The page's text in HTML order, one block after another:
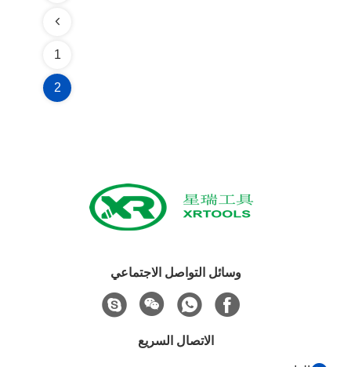
1
2
وسائل التواصل الاجتماعي
الاتصال السريع